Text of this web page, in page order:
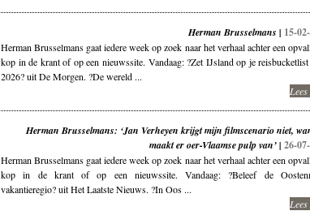
Herman Brusselmans | 15-
Herman Brusselmans gaat iedere week op zoek naar het verhaal achter een
kop in de krant of op een nieuwssite. Vandaag: ?Zet IJsland op je
2026? uit De Morgen. ?De wereld ...
Herman Brusselmans: ‘Jan Verheyen krijgt mijn filmscenario niet,
maakt er oer-Vlaamse pulp van’ | 26-
Herman Brusselmans gaat iedere week op zoek naar het verhaal achter een
kop in de krant of op een nieuwssite. Vandaag: ?Beleef de
vakantieregio? uit Het Laatste Nieuws. ?In Oos ...